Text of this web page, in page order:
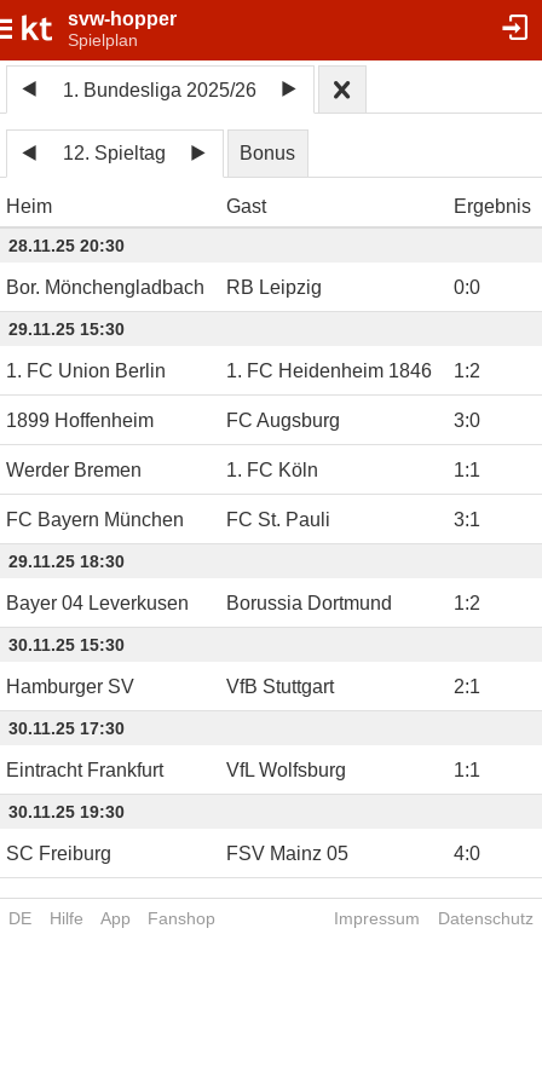
svw-hopper
Spielplan
1. Bundesliga 2025/26
12. Spieltag Bonus
Heim Gast Ergebnis
28.11.25 20:30
Bor. Mönchengladbach RB Leipzig 0:0
29.11.25 15:30
1. FC Union Berlin 1. FC Heidenheim 1846 1:2
1899 Hoffenheim FC Augsburg 3:0
Werder Bremen 1. FC Köln 1:1
FC Bayern München FC St. Pauli 3:1
29.11.25 18:30
Bayer 04 Leverkusen Borussia Dortmund 1:2
30.11.25 15:30
Hamburger SV VfB Stuttgart 2:1
30.11.25 17:30
Eintracht Frankfurt VfL Wolfsburg 1:1
30.11.25 19:30
SC Freiburg FSV Mainz 05 4:0
DE Hilfe App Fanshop Impressum Datenschutz